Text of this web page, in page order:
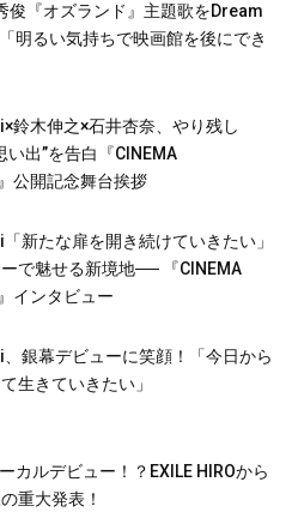
俊『オズランド』主題歌をDream
明るい気持ちで映画館を後にでき
鈴木伸之×石井杏奈、やり残し
い出”を告白『CINEMA
公開記念舞台挨拶
新たな扉を開き続けていきたい」
で魅せる新境地── 『CINEMA
インタビュー
銀幕デビューに笑顔！「今日から
生きていきたい」
カルデビュー！？EXILE HIROから
重大発表！